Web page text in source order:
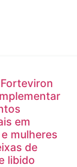
em
mulheres
de
libido